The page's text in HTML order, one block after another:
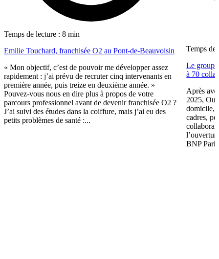
Temps de lecture : 8 min
Emilie Touchard, franchisée O2 au Pont-de-Beauvoisin
« Mon objectif, c’est de pouvoir me développer assez
rapidement : j’ai prévu de recruter cinq intervenants en
première année, puis treize en deuxième année. »
Pouvez-vous nous en dire plus à propos de votre
parcours professionnel avant de devenir franchisée O2 ?
J’ai suivi des études dans la coiffure, mais j’ai eu des
petits problèmes de santé :...
Temps de
Le
à 70
Après
2025, Oui
domicile,
cadres,
BNP